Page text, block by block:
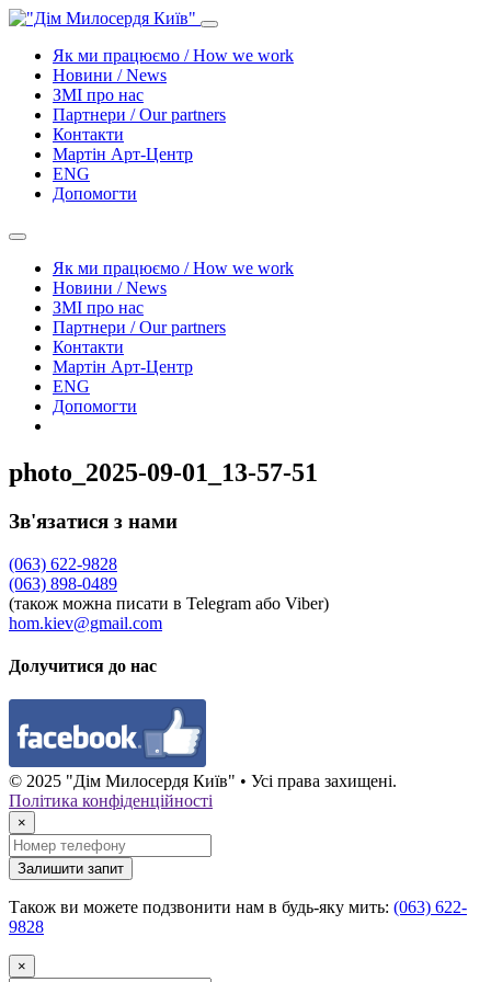
Як ми працюємо / How we work
Новини / News
ЗМІ про нас
Партнери / Our partners
Контакти
Mартін Арт-Центр
ENG
Допомогти
Як ми працюємо / How we work
Новини / News
ЗМІ про нас
Партнери / Our partners
Контакти
Mартін Арт-Центр
ENG
Допомогти
photo_2025-09-01_13-57-51
Зв'язатися з нами
(063) 622-9828
(063) 898-0489
(також можна писати в Telegram або Viber)
hom.kiev@gmail.com
Долучитися до нас
© 2025 "Дім Милосердя Київ" • Усі права захищені.
Політика конфіденційності
×
Залишити запит
Також ви можете подзвонити нам в будь-яку мить: (063) 622-
9828
×